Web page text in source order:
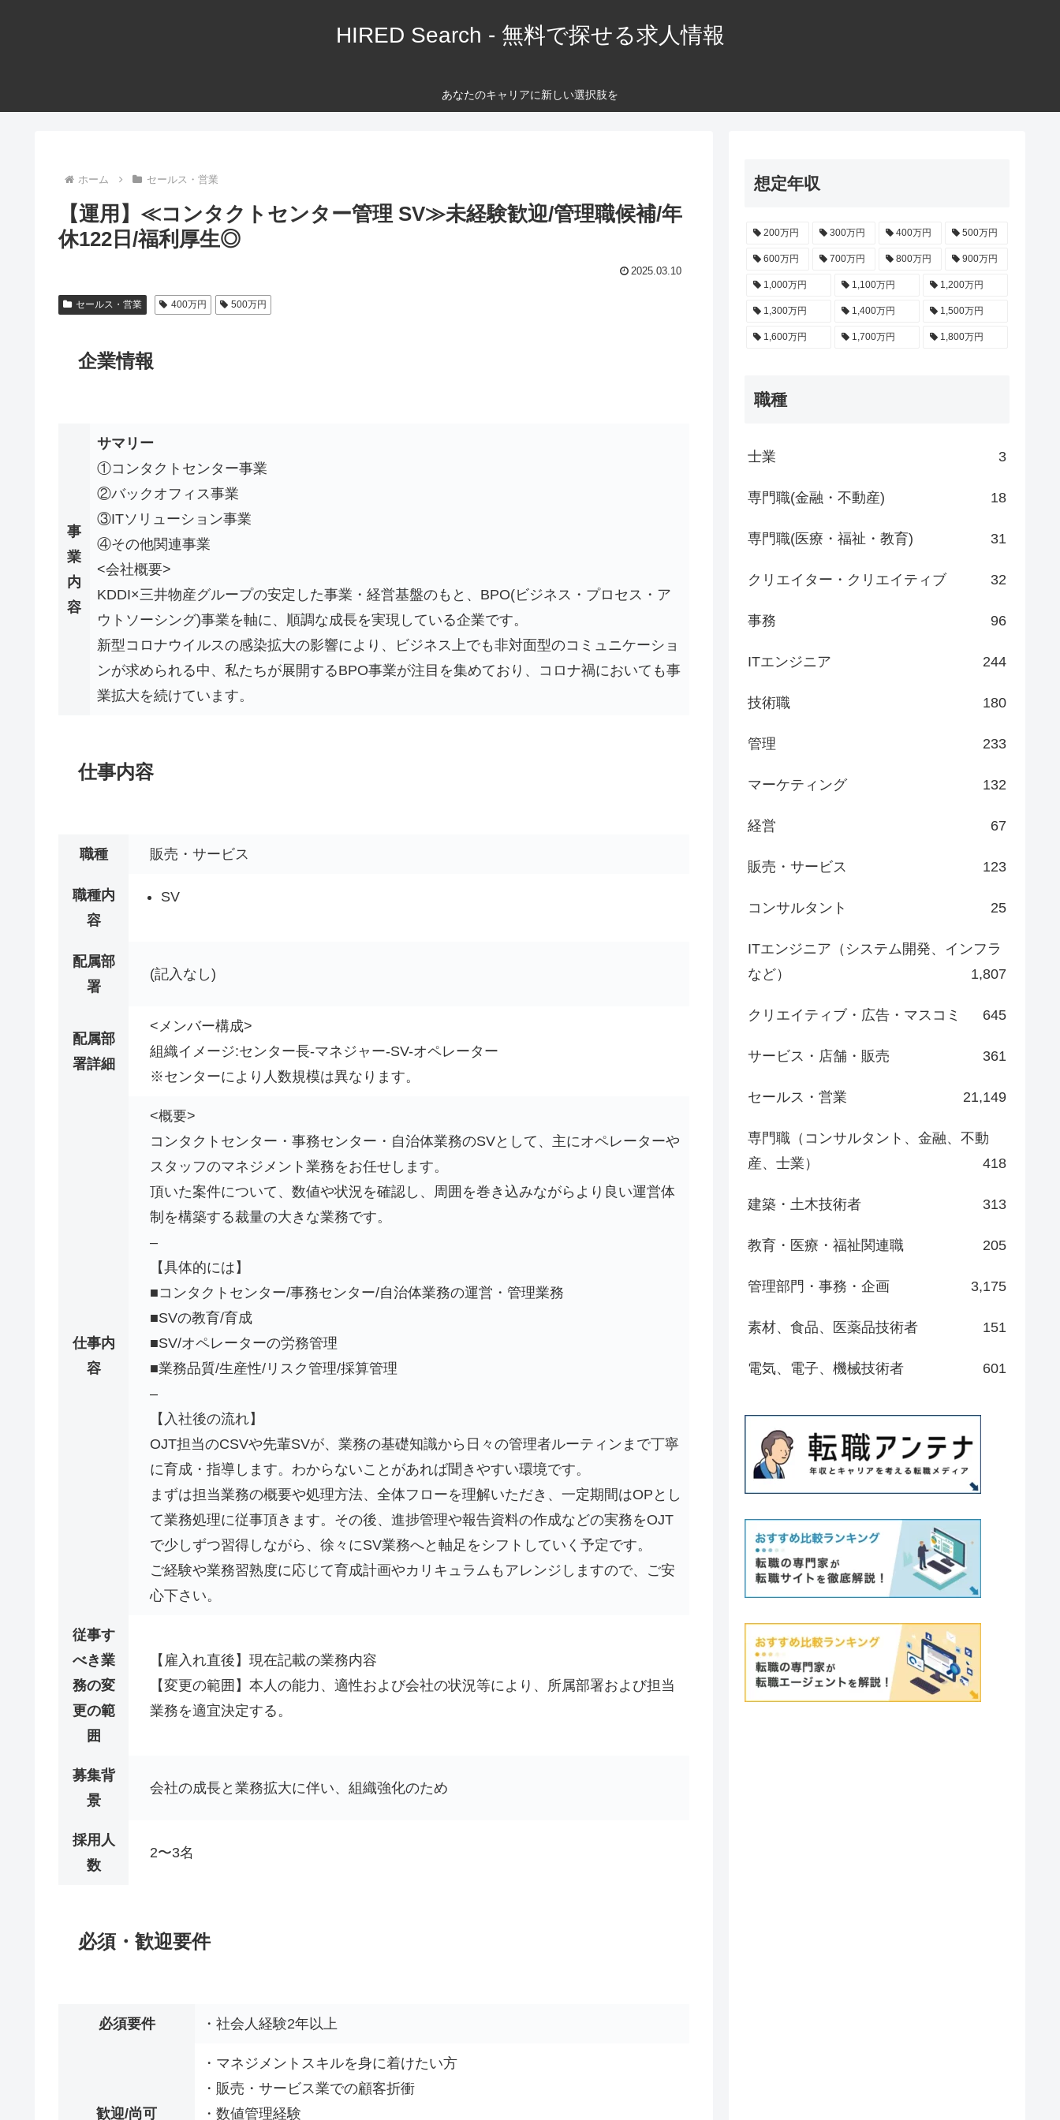
HIRED Search - 無料で探せる求人情報
あなたのキャリアに新しい選択肢を
ホーム セールス・営業
【運用】≪コンタクトセンター管理 SV≫未経験歓迎/管理職候補/年
休122日/福利厚生◎
2025.03.10
セールス・営業 400万円 500万円
企業情報
事
業
内
容
サマリー
①コンタクトセンター事業
②バックオフィス事業
③ITソリューション事業
④その他関連事業
<会社概要>
KDDI×三井物産グループの安定した事業・経営基盤のもと、BPO(ビジネス・プロセス・ア
ウトソーシング)事業を軸に、順調な成長を実現している企業です。
新型コロナウイルスの感染拡大の影響により、ビジネス上でも非対面型のコミュニケーショ
ンが求められる中、私たちが展開するBPO事業が注目を集めており、コロナ禍においても事
業拡大を続けています。
仕事内容
職種 販売・サービス
職種内
容
SV
配属部
署
(記入なし)
配属部
署詳細
<メンバー構成>
組織イメージ:センター長-マネジャー-SV-オペレーター
※センターにより人数規模は異なります。
仕事内
容
<概要>
コンタクトセンター・事務センター・自治体業務のSVとして、主にオペレーターや
スタッフのマネジメント業務をお任せします。
頂いた案件について、数値や状況を確認し、周囲を巻き込みながらより良い運営体
制を構築する裁量の大きな業務です。
–
【具体的には】
■コンタクトセンター/事務センター/自治体業務の運営・管理業務
■SVの教育/育成
■SV/オペレーターの労務管理
■業務品質/生産性/リスク管理/採算管理
–
【入社後の流れ】
OJT担当のCSVや先輩SVが、業務の基礎知識から日々の管理者ルーティンまで丁寧
に育成・指導します。わからないことがあれば聞きやすい環境です。
まずは担当業務の概要や処理方法、全体フローを理解いただき、一定期間はOPとし
て業務処理に従事頂きます。その後、進捗管理や報告資料の作成などの実務をOJT
で少しずつ習得しながら、徐々にSV業務へと軸足をシフトしていく予定です。
ご経験や業務習熟度に応じて育成計画やカリキュラムもアレンジしますので、ご安
心下さい。
従事す
べき業
務の変
更の範
囲
【雇入れ直後】現在記載の業務内容
【変更の範囲】本人の能力、適性および会社の状況等により、所属部署および担当
業務を適宜決定する。
募集背
景
会社の成長と業務拡大に伴い、組織強化のため
採用人
数
2〜3名
必須・歓迎要件
必須要件 ・社会人経験2年以上
歓迎/尚可
・マネジメントスキルを身に着けたい方
・販売・サービス業での顧客折衝
・数値管理経験
想定年収
200万円 300万円 400万円 500万円
600万円 700万円 800万円 900万円
1,000万円 1,100万円 1,200万円
1,300万円 1,400万円 1,500万円
1,600万円 1,700万円 1,800万円
職種
士業 3
専門職(金融・不動産) 18
専門職(医療・福祉・教育) 31
クリエイター・クリエイティブ 32
事務 96
ITエンジニア 244
技術職 180
管理 233
マーケティング 132
経営 67
販売・サービス 123
コンサルタント 25
ITエンジニア（システム開発、インフラ
など）
1,807
クリエイティブ・広告・マスコミ 645
サービス・店舗・販売 361
セールス・営業 21,149
専門職（コンサルタント、金融、不動
産、士業）
418
建築・土木技術者 313
教育・医療・福祉関連職 205
管理部門・事務・企画 3,175
素材、食品、医薬品技術者 151
電気、電子、機械技術者 601